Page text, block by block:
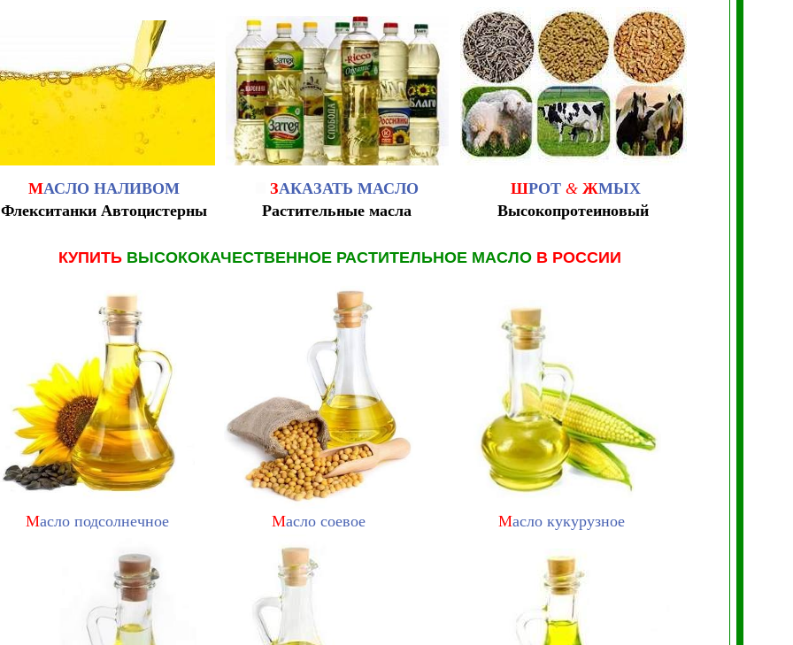
МАСЛО НАЛИВОМ ЗАКАЗАТЬ МАСЛО ШРОТ & ЖМЫХ
Флекситанки Автоцистерны
Растительные масла Высокопротеиновый
КУПИТЬ ВЫСОКОКАЧЕСТВЕННОЕ РАСТИТЕЛЬНОЕ МАСЛО В РОССИИ
Масло подсолнечное Масло соевое Масло кукурузное